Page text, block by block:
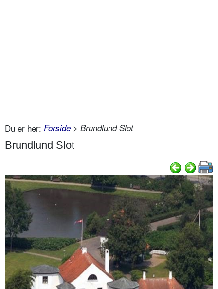
Du er her: Forside > Brundlund Slot
Brundlund Slot